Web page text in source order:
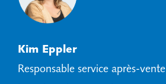
Kim Eppler
Responsable service après-vente